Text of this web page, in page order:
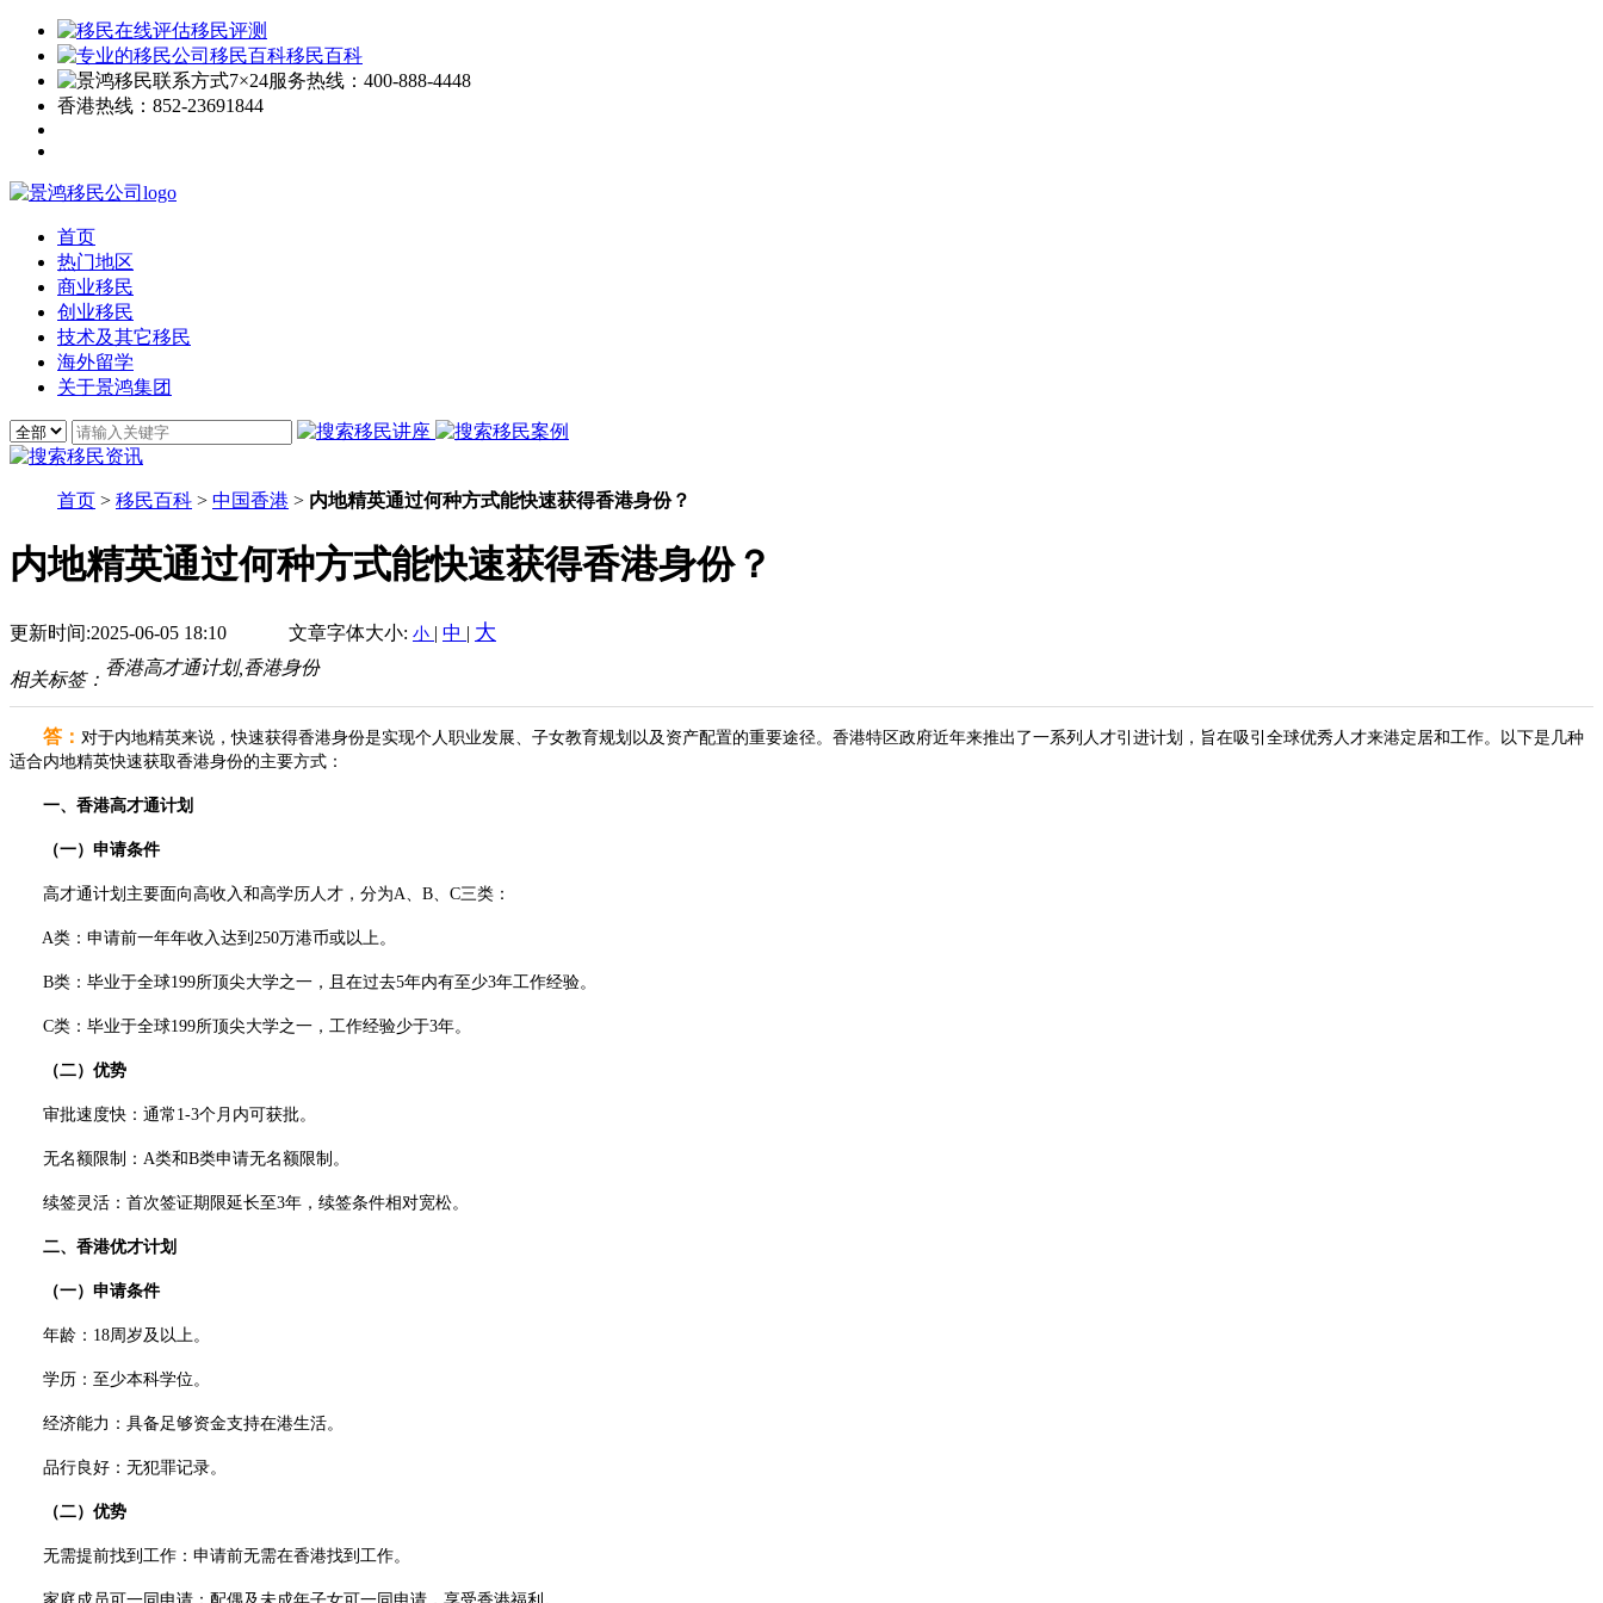
移民评测
移民百科
7×24服务热线： 400-888-4448
香港热线： 852-23691844
首页
热门地区
商业移民
创业移民
技术及其它移民
海外留学
关于景鸿集团
首页 > 移民百科 > 中国香港 > 内地精英通过何种方式能快速获得香港身份？
内地精英通过何种方式能快速获得香港身份？
更新时间:2025-06-05 18:10 文章字体大小: 小 | 中 | 大
相关标签：
香港高才通计划,香港身份
答： 对于内地精英来说，快速获得香港身份是实现个人职业发展、子女教育规划以及资产配置的重要途径。香港特区政府近年来推出了一系列人才引进计划，旨在吸引全球优秀人才来港定居和工作。以下是几种
适合内地精英快速获取香港身份的主要方式：
一、香港高才通计划
（一）申请条件
高才通计划主要面向高收入和高学历人才，分为A、B、C三类：
A类：申请前一年年收入达到250万港币或以上。
B类：毕业于全球199所顶尖大学之一，且在过去5年内有至少3年工作经验。
C类：毕业于全球199所顶尖大学之一，工作经验少于3年。
（二）优势
审批速度快：通常1-3个月内可获批。
无名额限制：A类和B类申请无名额限制。
续签灵活：首次签证期限延长至3年，续签条件相对宽松。
二、香港优才计划
（一）申请条件
年龄：18周岁及以上。
学历：至少本科学位。
经济能力：具备足够资金支持在港生活。
品行良好：无犯罪记录。
（二）优势
无需提前找到工作：申请前无需在香港找到工作。